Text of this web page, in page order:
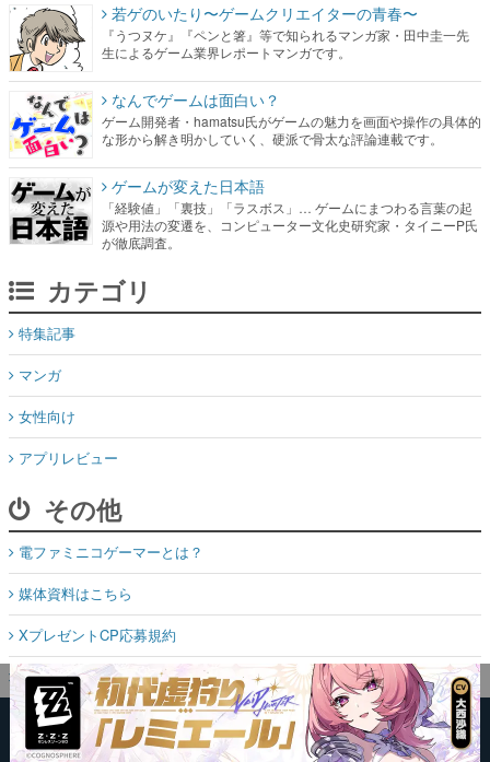
若ゲのいたり〜ゲームクリエイターの青春〜
『うつヌケ』『ペンと箸』等で知られるマンガ家・田中圭一先
生によるゲーム業界レポートマンガです。
なんでゲームは面白い？
ゲーム開発者・hamatsu氏がゲームの魅力を画面や操作の具体的
な形から解き明かしていく、硬派で骨太な評論連載です。
ゲームが変えた日本語
「経験値」「裏技」「ラスボス」… ゲームにまつわる言葉の起
源や用法の変遷を、コンピューター文化史研究家・タイニーP氏
が徹底調査。
カテゴリ
特集記事
マンガ
女性向け
アプリレビュー
その他
電ファミニコゲーマーとは？
媒体資料はこちら
XプレゼントCP応募規約
運営：株式会社マレ
お問い合わせ
©Mare Inc.